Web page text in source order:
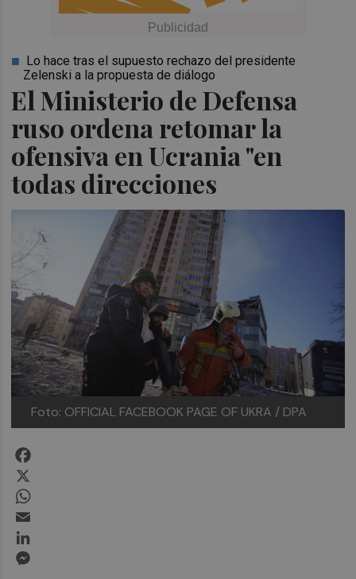
El Ministerio de Defensa
ruso ordena retomar la
ofensiva en Ucrania "en
todas direcciones
Lo hace tras el supuesto rechazo del presidente
Zelenski a la propuesta de diálogo
Foto: OFFICIAL FACEBOOK PAGE OF UKRA / DPA